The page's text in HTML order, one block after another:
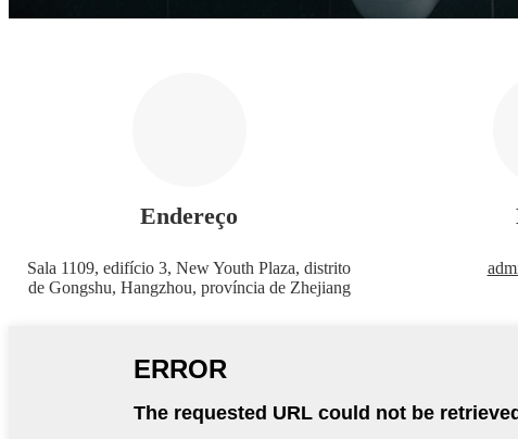
Endereço
Sala 1109, edifício 3, New Youth Plaza, distrito
de Gongshu, Hangzhou, província de Zhejiang